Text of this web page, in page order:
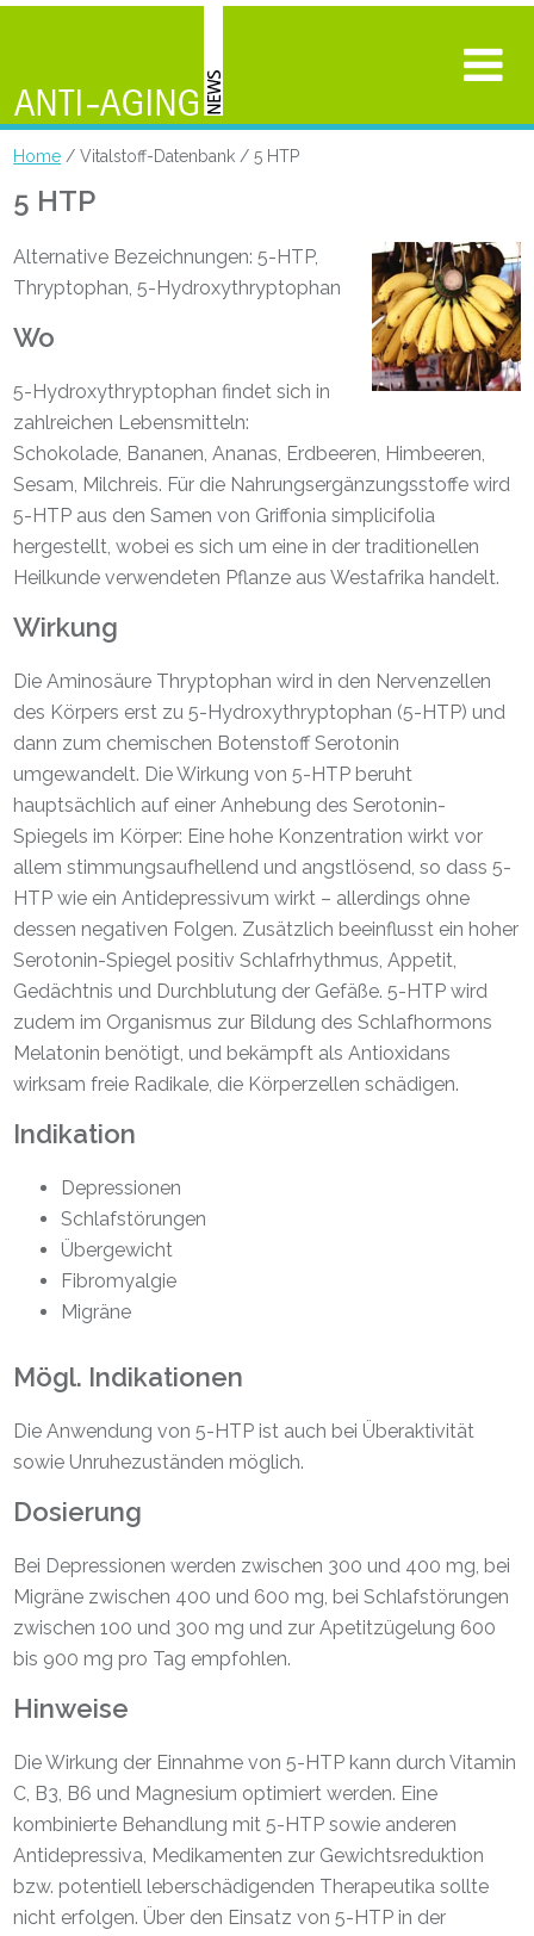
Home / Vitalstoff-Datenbank / 5 HTP
5 HTP
Alternative Bezeichnungen: 5-HTP,
Thryptophan, 5-Hydroxythryptophan
Wo
5-Hydroxythryptophan findet sich in
zahlreichen Lebensmitteln:
Schokolade, Bananen, Ananas, Erdbeeren, Himbeeren,
Sesam, Milchreis. Für die Nahrungsergänzungsstoffe wird
5-HTP aus den Samen von Griffonia simplicifolia
hergestellt, wobei es sich um eine in der traditionellen
Heilkunde verwendeten Pflanze aus Westafrika handelt.
Wirkung
Die Aminosäure Thryptophan wird in den Nervenzellen
des Körpers erst zu 5-Hydroxythryptophan (5-HTP) und
dann zum chemischen Botenstoff Serotonin
umgewandelt. Die Wirkung von 5-HTP beruht
hauptsächlich auf einer Anhebung des Serotonin-
Spiegels im Körper: Eine hohe Konzentration wirkt vor
allem stimmungsaufhellend und angstlösend, so dass 5-
HTP wie ein Antidepressivum wirkt – allerdings ohne
dessen negativen Folgen. Zusätzlich beeinflusst ein hoher
Serotonin-Spiegel positiv Schlafrhythmus, Appetit,
Gedächtnis und Durchblutung der Gefäße. 5-HTP wird
zudem im Organismus zur Bildung des Schlafhormons
Melatonin benötigt, und bekämpft als Antioxidans
wirksam freie Radikale, die Körperzellen schädigen.
Indikation
Depressionen
Schlafstörungen
Übergewicht
Fibromyalgie
Migräne
Mögl. Indikationen
Die Anwendung von 5-HTP ist auch bei Überaktivität
sowie Unruhezuständen möglich.
Dosierung
Bei Depressionen werden zwischen 300 und 400 mg, bei
Migräne zwischen 400 und 600 mg, bei Schlafstörungen
zwischen 100 und 300 mg und zur Apetitzügelung 600
bis 900 mg pro Tag empfohlen.
Hinweise
Die Wirkung der Einnahme von 5-HTP kann durch Vitamin
C, B3, B6 und Magnesium optimiert werden. Eine
kombinierte Behandlung mit 5-HTP sowie anderen
Antidepressiva, Medikamenten zur Gewichtsreduktion
bzw. potentiell leberschädigenden Therapeutika sollte
nicht erfolgen. Über den Einsatz von 5-HTP in der